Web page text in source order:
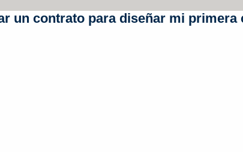
un contrato para diseñar mi primera